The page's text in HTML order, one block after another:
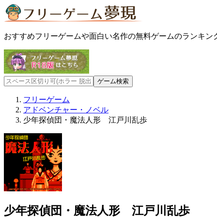
おすすめフリーゲームや面白い名作の無料ゲームのランキン
フリーゲーム
アドベンチャー・ノベル
少年探偵団・魔法人形 江戸川乱歩
少年探偵団・魔法人形 江戸川乱歩